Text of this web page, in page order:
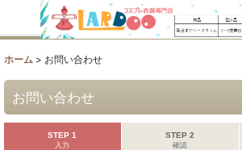
ホーム > お問い合わせ
お問い合わせ
STEP 1
入力
STEP 2
確認